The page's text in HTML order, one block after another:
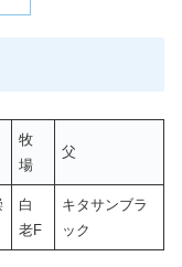
牧
場
父
白
老F
キタサンブラ
ック